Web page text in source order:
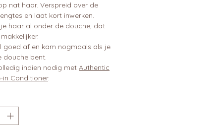
nat haar. Verspreid over de
en laat kort inwerken.
haar al onder de douche, dat
goed af en kam nogmaals als je
douche bent.
indien nodig met Authentic
in Conditioner.